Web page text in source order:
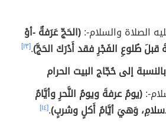
الصلاة والسلام-:(الحَجّ عَرَفةٌ -أوْ
طُلوعِ الفَجْرِ فقد أَدْرَكَ الحَجَّ).[١٣]
إلى حُجّاج البيت الحرام
:(يومُ عرفةَ ويومُ النَّحرِ وأيَّامُ
وَهيَ أيَّامُ أَكلٍ وشربٍ).[١٤]